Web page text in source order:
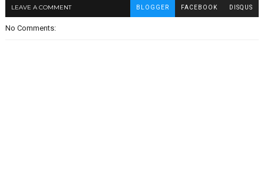
LEAVE A COMMENT BLOGGER FACEBOOK DISQUS
No Comments: